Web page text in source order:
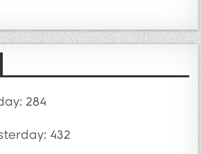
284
432